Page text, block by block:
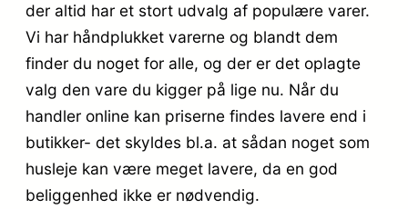
der altid har et stort udvalg af populære varer.
Vi har håndplukket varerne og blandt dem
finder du noget for alle, og der er det oplagte
valg den vare du kigger på lige nu. Når du
handler online kan priserne findes lavere end i
butikker- det skyldes bl.a. at sådan noget som
husleje kan være meget lavere, da en god
beliggenhed ikke er nødvendig.